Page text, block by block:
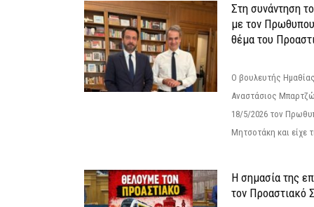
Στη συνάντηση
με τον
θέμα του
Ο βουλευτής
Αναστάσιος
18/5/2026 τον
Μητσοτάκη και είχε
Η σημασία της
τον Προαστιακό